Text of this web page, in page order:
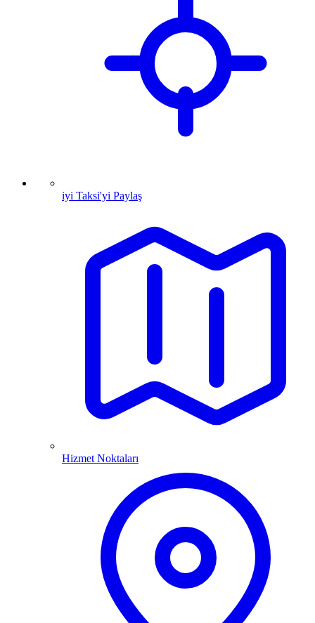
iyi Taksi'yi Paylaş
Hizmet Noktaları